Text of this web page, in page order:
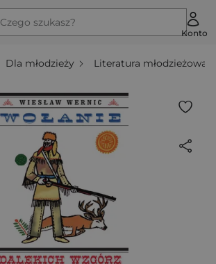
Czego szukasz?
Konto
Dla młodzieży Literatura młodzieżowa